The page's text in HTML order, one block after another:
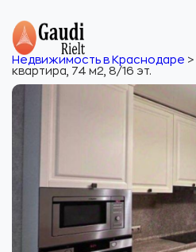
Недвижимость в Краснодаре >
квартира, 74 м2, 8/16 эт.